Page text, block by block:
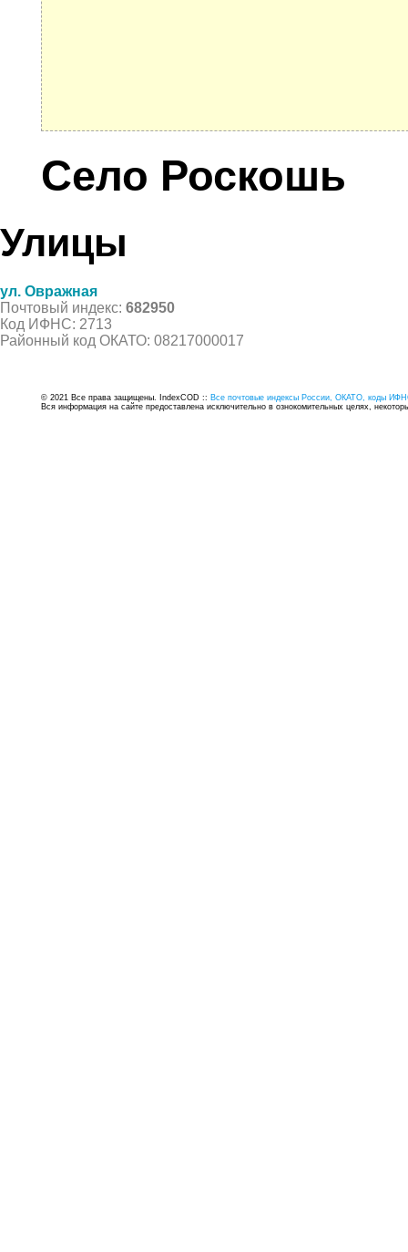
Село Роскошь
Улицы
ул. Овражная
Почтовый индекс: 682950
Код ИФНС: 2713
Районный код ОКАТО: 08217000017
© 2021 Все права защищены. IndexCOD :: Все почтовые индексы России, ОКАТО, коды
Вся информация на сайте предоставлена исключительно в ознокомительных целях,